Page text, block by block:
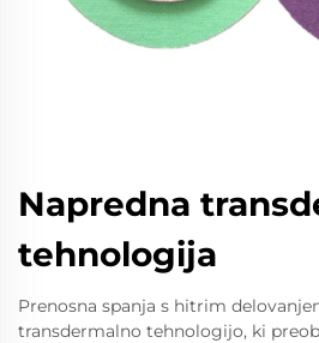
Napredna
tehnologija
Prenosna spanja s hitrim
transdermalno tehnologijo, ki